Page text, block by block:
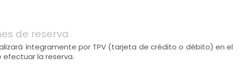
de reserva
íntegramente por TPV (tarjeta de crédito o débito) en el
la reserva.